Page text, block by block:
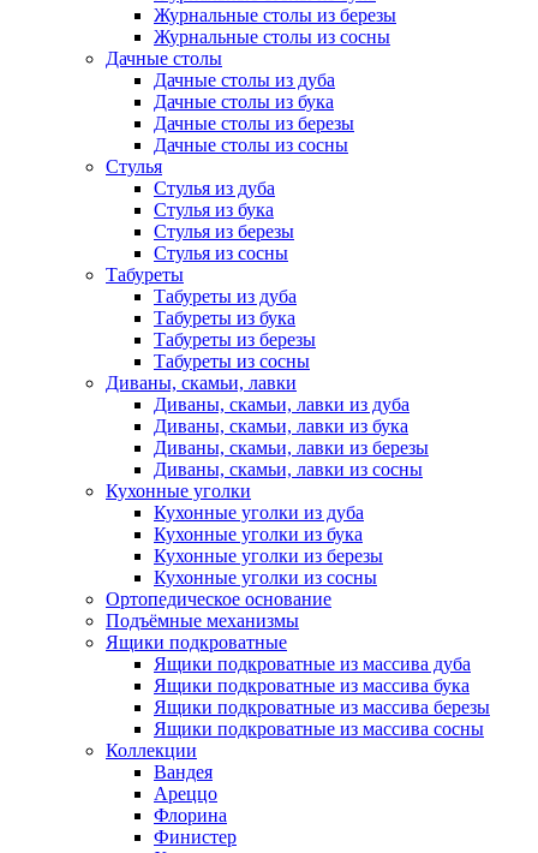
Журнальные столы из березы
Журнальные столы из сосны
Дачные столы
Дачные столы из дуба
Дачные столы из бука
Дачные столы из березы
Дачные столы из сосны
Стулья
Стулья из дуба
Стулья из бука
Стулья из березы
Стулья из сосны
Табуреты
Табуреты из дуба
Табуреты из бука
Табуреты из березы
Табуреты из сосны
Диваны, скамьи, лавки
Диваны, скамьи, лавки из дуба
Диваны, скамьи, лавки из бука
Диваны, скамьи, лавки из березы
Диваны, скамьи, лавки из сосны
Кухонные уголки
Кухонные уголки из дуба
Кухонные уголки из бука
Кухонные уголки из березы
Кухонные уголки из сосны
Ортопедическое основание
Подъёмные механизмы
Ящики подкроватные
Ящики подкроватные из массива дуба
Ящики подкроватные из массива бука
Ящики подкроватные из массива березы
Ящики подкроватные из массива сосны
Коллекции
Вандея
Ареццо
Флорина
Финистер